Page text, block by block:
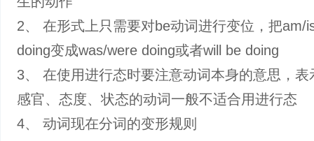
2、 在形式上只需要对be动词进行变位，把am/
doing变成was/were doing或者will be doing
3、 在使用进行态时要注意动词本身的意思，表
感官、态度、状态的动词一般不适合用进行态
4、 动词现在分词的变形规则